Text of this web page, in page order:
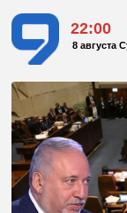
22:00
8 августа